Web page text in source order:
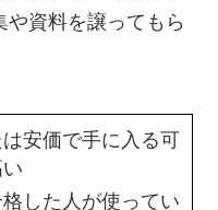
資料を譲ってもら
安価で手に入る可
した人が使ってい